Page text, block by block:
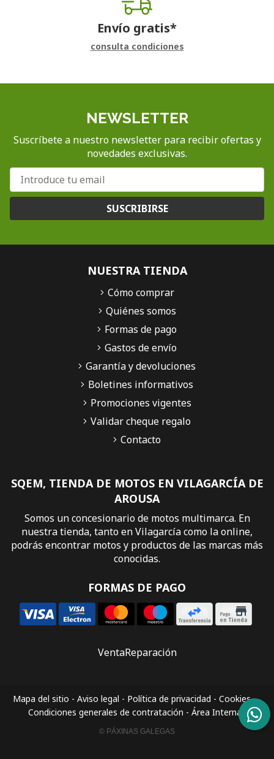
Envío gratis*
consulta condiciones
NEWSLETTER
Suscríbete a nuestro newsletter para recibir ofertas y
novedades exclusivas.
SUSCRIBIRSE
SQEM, TIENDA DE MOTOS EN VILAGARCÍA DE
AROUSA
Somos un concesionario de motos multimarca. En
nuestra tienda, tanto en Vilagarcía como la online,
podrás encontrar motos y productos de las marcas más
conocidas.
FORMAS DE PAGO
NUESTRA TIENDA
Cómo comprar
Quiénes somos
Formas de pago
Gastos de envío
Garantía y devoluciones
Boletines informativos
Promociones vigentes
Validar cheque regalo
Contacto
VentaReparación
Mapa del sitio - Aviso legal - Política de privacidad - Cookies-
Condiciones generales de contratación - Área Interna
© PÁXINAS GALEGAS